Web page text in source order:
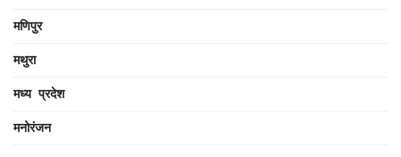
मणिपुर
मथुरा
मध्य प्रदेश
मनोरंजन